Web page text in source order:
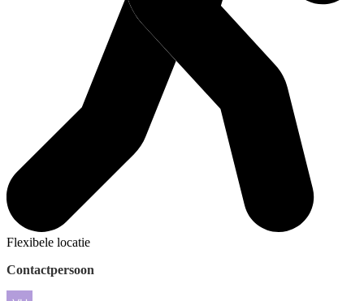
Flexibele locatie
Contactpersoon